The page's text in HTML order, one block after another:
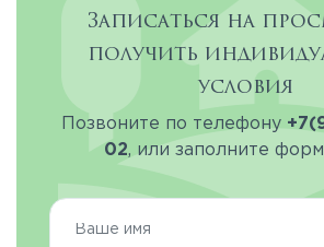
Записаться на
получить
условия
Позвоните по телефону
02, или заполните